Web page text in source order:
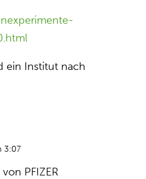
ein Institut nach
3:07
PFIZER